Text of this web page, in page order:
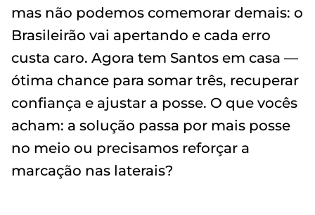
mas não podemos comemorar demais: o
Brasileirão vai apertando e cada erro
custa caro. Agora tem Santos em casa —
ótima chance para somar três, recuperar
confiança e ajustar a posse. O que vocês
acham: a solução passa por mais posse
no meio ou precisamos reforçar a
marcação nas laterais?